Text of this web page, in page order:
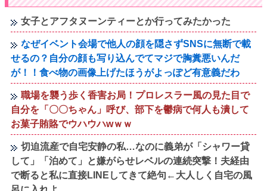
女子とアフタヌーンティーとか行ってみたかった
なぜイベント会場で他人の顔を隠さずSNSに無断で載
せるの？自分の顔も写り込んでてマジで胸糞悪いんだ
が！！食べ物の画像上げたほうがよっぽど有意義だわ
職場を襲う歩く香害お局！プロレスラー風の見た目で
自分を「〇〇ちゃん」呼び、部下を鬱病で何人も潰して
お菓子賄賂でウハウハwｗｗ
切迫流産で自宅安静の私…なのに義弟が「シャワー貸
して」「泊めて」と嫌がらせレベルの連続突撃！夫経由
で断ると私に直接LINEしてきて絶句←大人しく自宅の風